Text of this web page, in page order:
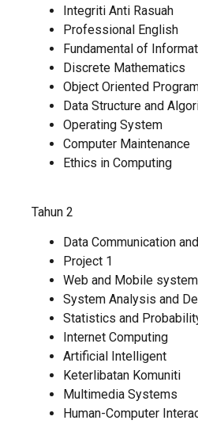
Integriti Anti Rasuah
Professional English
Fundamental of
Discrete Mathematics
Object Oriented
Data Structure and
Operating System
Computer Maintenance
Ethics in Computing
Tahun 2
Data Communication
Project 1
Web and Mobile system
System Analysis and
Statistics and
Internet Computing
Artificial Intelligent
Keterlibatan Komuniti
Multimedia Systems
Human-Computer